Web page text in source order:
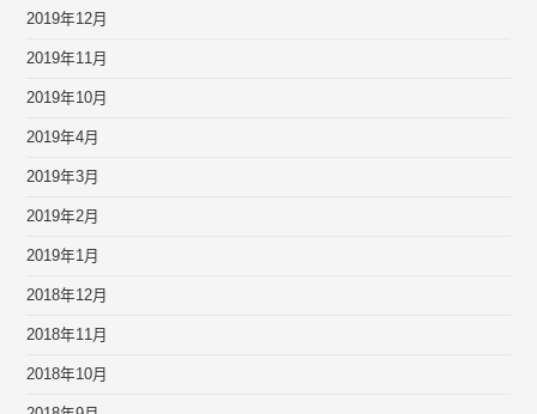
2019年12月
2019年11月
2019年10月
2019年4月
2019年3月
2019年2月
2019年1月
2018年12月
2018年11月
2018年10月